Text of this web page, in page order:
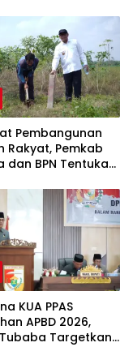
Pembangunan
Rakyat, Pemkab
dan BPN Tentukan
KUA PPAS
APBD 2026,
Targetkan